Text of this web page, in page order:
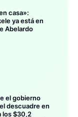
casa»:
ya está en
Abelardo
el gobierno
descuadre en
los $30,2